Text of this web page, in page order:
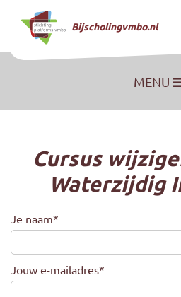
Naar hoofdinhoud
Bijscholingvmbo.nl
MENU
Cursus
Waterzijdig
Je naam*
Jouw e-mailadres*